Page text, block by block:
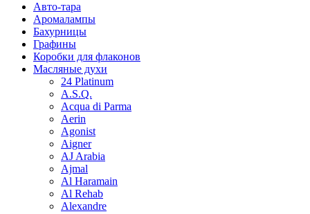
Авто-тара
Аромалампы
Бахурницы
Графины
Коробки для флаконов
Масляные духи
24 Platinum
A.S.Q.
Acqua di Parma
Aerin
Agonist
Aigner
AJ Arabia
Ajmal
Al Haramain
Al Rehab
Alexandre